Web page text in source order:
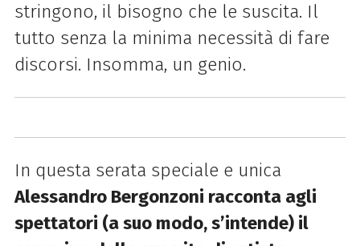
stringono, il bisogno che le suscita. Il
tutto senza la minima necessità di fare
discorsi. Insomma, un genio.
In questa serata speciale e unica
Alessandro Bergonzoni racconta agli
spettatori (a suo modo, s’intende) il